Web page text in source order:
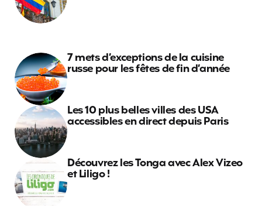
7 mets d’exceptions de la cuisine
russe pour les fêtes de fin d’année
Les 10 plus belles villes des USA
accessibles en direct depuis Paris
Découvrez les Tonga avec Alex Vizeo
et Liligo !